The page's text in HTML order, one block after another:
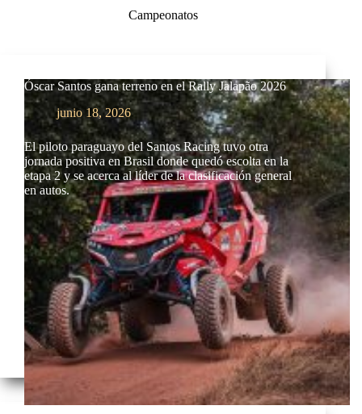
Campeonatos
Óscar Santos gana terreno en el Rally Jalapão 2026
junio 18, 2026
El piloto paraguayo del Santos Racing tuvo otra
jornada positiva en Brasil donde quedó escolta en la
etapa 2 y se acerca al líder de la clasificación general
en autos.